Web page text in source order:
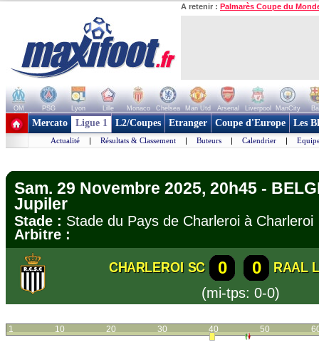
A retenir : Palmarès Coupe du
OM PSG Lyon Lille Monaco Chelsea Man Utd Arsenal Liverpool ManCity
+ de clubs
Mercato Ligue 1 L2/Coupes Etranger Coupe d'Europe Les
Actualité | Résultats & Classement | Buteurs | Calendrier |
Sam. 29 Novembre 2025, 20h45 -
Jupiler
Stade : Stade du Pays de Charleroi à
Arbitre :
CHARLEROI SC 0 0
RAAL
(mi-tps: 0-0)
1 10 20 30 40 50